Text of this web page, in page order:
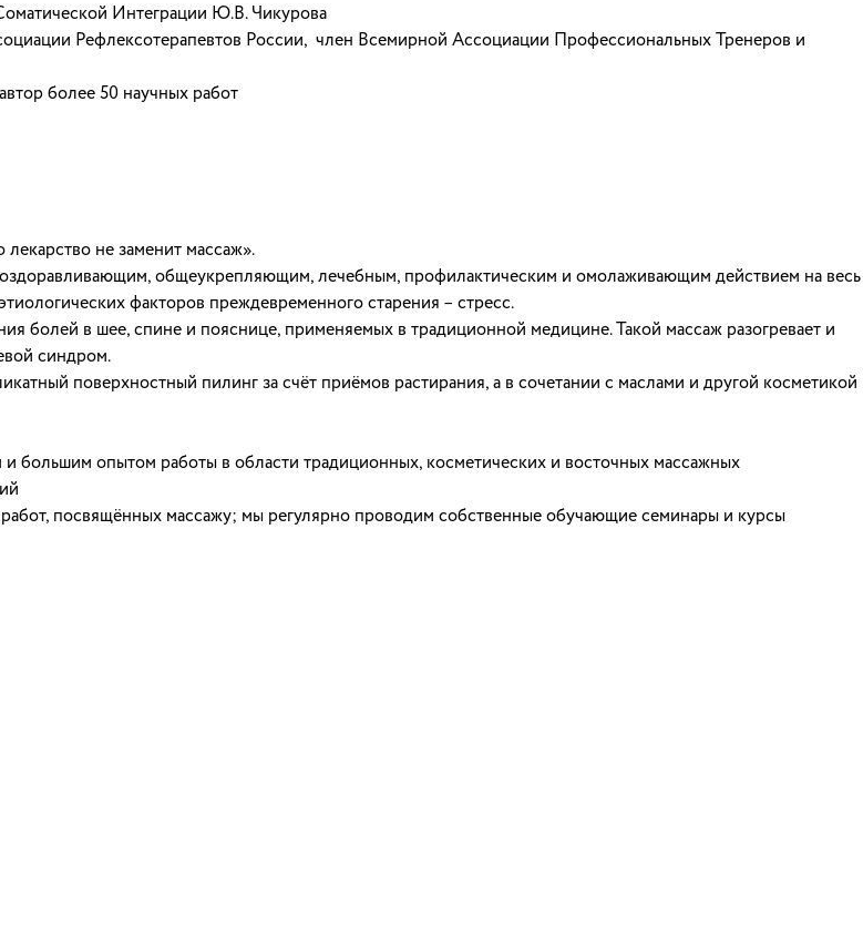
Интеграции Ю.В. Чикурова
Рефлексотерапевтов России, член Всемирной Ассоциации Профессиональных Тренеров и
более 50 научных работ
не заменит массаж».
оздоравливающим, общеукрепляющим, лечебным, профилактическим и омолаживающим действием на весь
факторов преждевременного старения – стресс.
болей в шее, спине и пояснице, применяемых в традиционной медицине. Такой массаж разогревает и
синдром.
поверхностный пилинг за счёт приёмов растирания, а в сочетании с маслами и другой косметикой
большим опытом работы в области традиционных, косметических и восточных массажных
посвящённых массажу; мы регулярно проводим собственные обучающие семинары и курсы